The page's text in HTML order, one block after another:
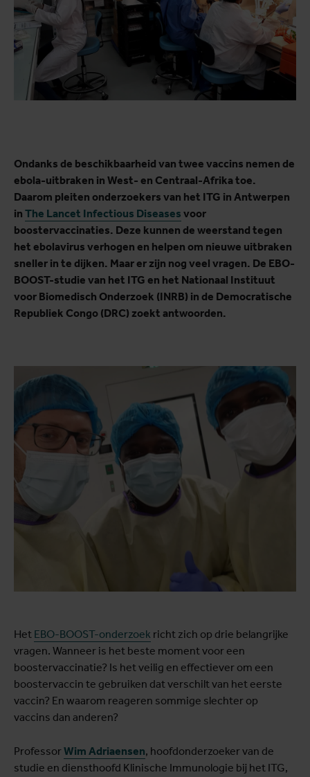
Ondanks de beschikbaarheid van twee vaccins nemen de
ebola-uitbraken in West- en Centraal-Afrika toe.
Daarom pleiten onderzoekers van het ITG in Antwerpen
in The Lancet Infectious Diseases voor
boostervaccinaties. Deze kunnen de weerstand tegen
het ebolavirus verhogen en helpen om nieuwe uitbraken
sneller in te dijken. Maar er zijn nog veel vragen. De EBO-
BOOST-studie van het ITG en het Nationaal Instituut
voor Biomedisch Onderzoek (INRB) in de Democratische
Republiek Congo (DRC) zoekt antwoorden.
Het EBO-BOOST-onderzoek richt zich op drie belangrijke
vragen. Wanneer is het beste moment voor een
boostervaccinatie? Is het veilig en effectiever om een
boostervaccin te gebruiken dat verschilt van het eerste
vaccin? En waarom reageren sommige slechter op
vaccins dan anderen?
ProfessorWim Adriaensen, hoofdonderzoeker van de
studie en diensthoofd Klinische Immunologie bij het ITG,